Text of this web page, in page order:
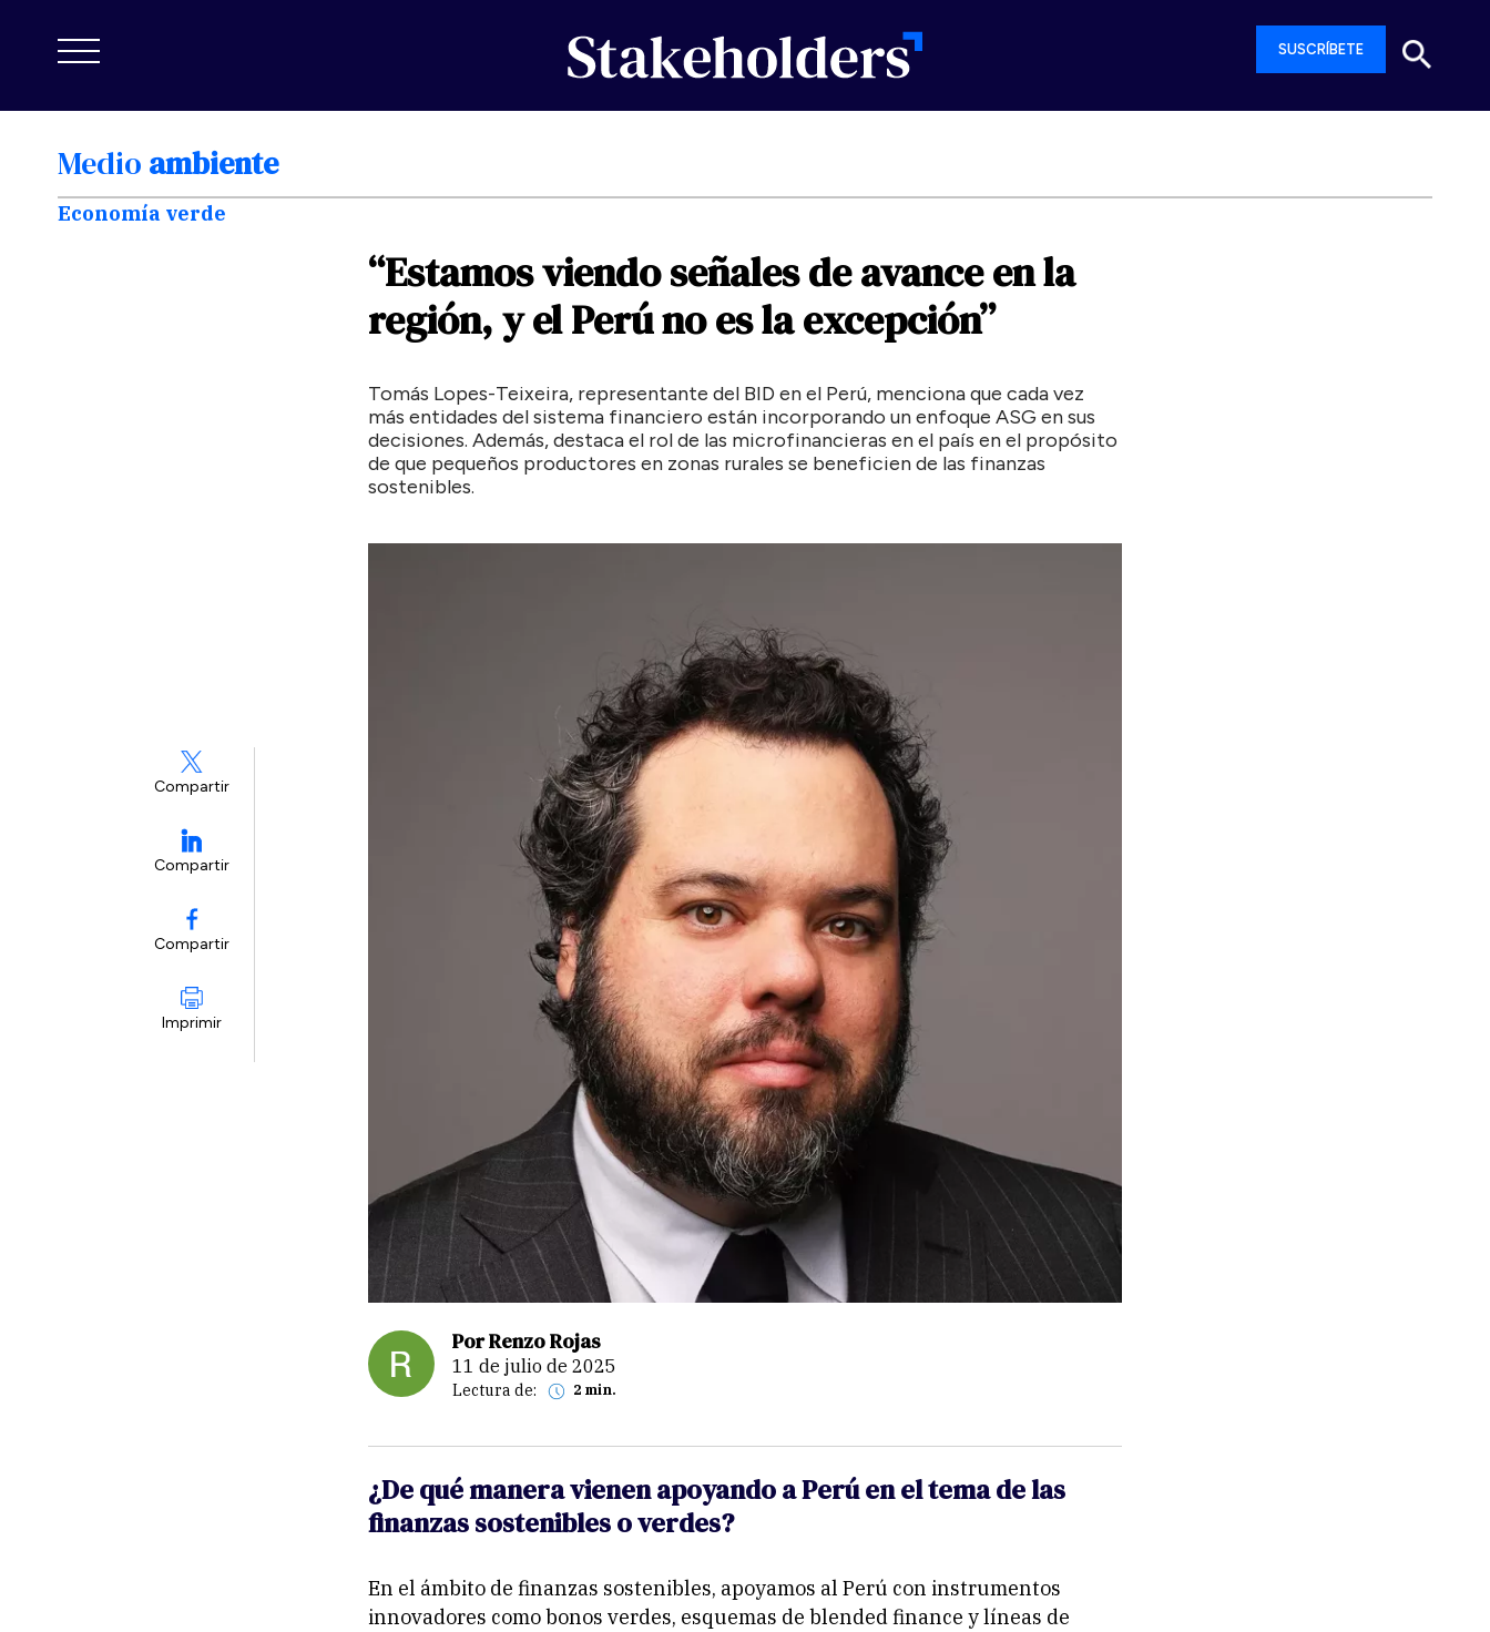
SUSCRÍBETE
Medio ambiente
Economía verde
Compartir
Compartir
Compartir
Imprimir
“Estamosviendoseñalesdeavanceenla
región,yelPerúnoeslaexcepción”
Tomás Lopes-Teixeira, representante del BID en el Perú, menciona que cada vez
más entidades del sistema financiero están incorporando un enfoque ASG en sus
decisiones. Además, destaca el rol de las microfinancieras en el país en el propósito
de que pequeños productores en zonas rurales se beneficien de las finanzas
sostenibles.
Por Renzo Rojas
11 de julio de 2025
Lectura de: 2 min.
¿De qué manera vienen apoyando a Perú en el tema de las
finanzas sostenibles o verdes?
En el ámbito de finanzas sostenibles, apoyamos al Perú con instrumentos
innovadores como bonos verdes, esquemas de blended finance y líneas de